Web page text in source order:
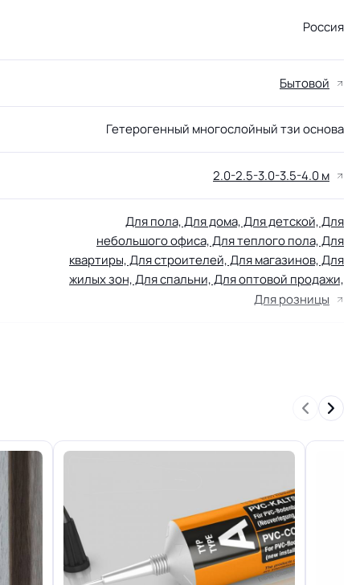
Россия
Бытовой
Гетерогенный многослойный тзи основа
2.0-2.5-3.0-3.5-4.0 м
Для пола, Для дома, Для детской, Для
небольшого офиса, Для теплого пола, Для
квартиры, Для строителей, Для магазинов, Для
жилых зон, Для спальни, Для оптовой продажи,
Для розницы
Группа Т
0.30 мм (300 мкм